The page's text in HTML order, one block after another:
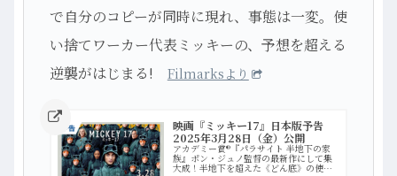
で自分のコピーが同時に現れ、事態は一変。使
い捨てワーカー代表ミッキーの、予想を超える
逆襲がはじまる! Filmarksより
映画『ミッキー17』日本版予告
2025年3月28日（金）公開
アカデミー賞®『パラサイト 半地下の家
族』ポン・ジュノ監督の最新作にして集
大成！半地下を超えた《どん底》の使い